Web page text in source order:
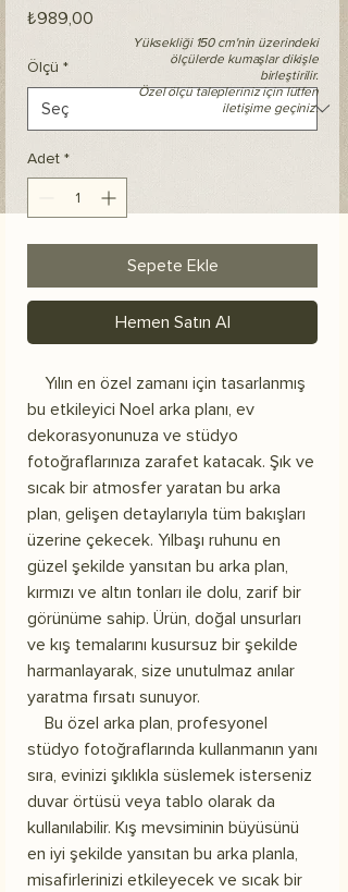
₺989,00
Ölçü *
Adet *
Sepete Ekle
Hemen Satın Al
Yılın en özel zamanı için tasarlanmış
bu etkileyici Noel arka planı, ev
dekorasyonunuza ve stüdyo
fotoğraflarınıza zarafet katacak. Şık ve
sıcak bir atmosfer yaratan bu arka
plan, gelişen detaylarıyla tüm bakışları
üzerine çekecek. Yılbaşı ruhunu en
güzel şekilde yansıtan bu arka plan,
kırmızı ve altın tonları ile dolu, zarif bir
görünüme sahip. Ürün, doğal unsurları
ve kış temalarını kusursuz bir şekilde
harmanlayarak, size unutulmaz anılar
yaratma fırsatı sunuyor.
Bu özel arka plan, profesyonel
stüdyo fotoğraflarında kullanmanın yanı
sıra, evinizi şıklıkla süslemek isterseniz
duvar örtüsü veya tablo olarak da
kullanılabilir. Kış mevsiminin büyüsünü
en iyi şekilde yansıtan bu arka planla,
misafirlerinizi etkileyecek ve sıcak bir
Yüksekliği 150 cm'nin üzerindeki
ölçülerde kumaşlar dikişle
birleştirilir.
Özel ölçü talepleriniz için lütfen
iletişime geçiniz.